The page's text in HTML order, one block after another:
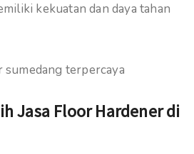
kekuatan dan daya tahan
Jasa Floor Hardener di